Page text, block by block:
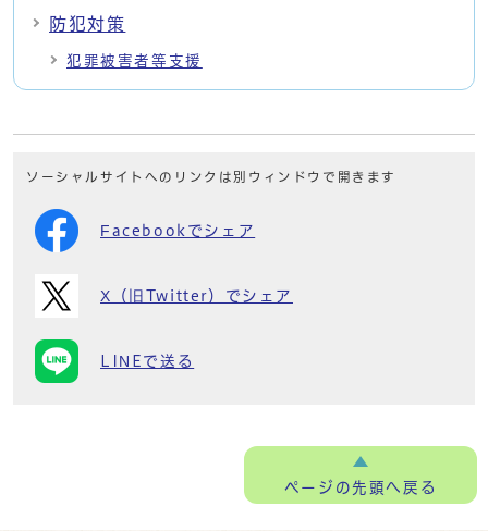
防犯対策
犯罪被害者等支援
ソーシャルサイトへのリンクは別ウィンドウで開きます
Facebookでシェア
X（旧Twitter）でシェア
LINEで送る
ページの先頭へ戻る